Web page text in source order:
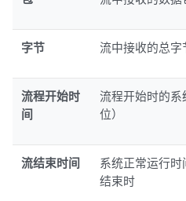
字节 流中接收的总字
流程开始时
间
流程开始时的
位）
流结束时间
系统正常运行
结束时